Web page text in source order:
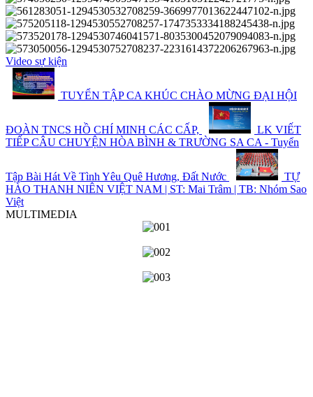
Video sự kiện
TUYỂN TẬP CA KHÚC CHÀO MỪNG ĐẠI HỘI
ĐOÀN TNCS HỒ CHÍ MINH CÁC CẤP,
LK VIẾT
TIẾP CÂU CHUYỆN HÒA BÌNH & TRƯỜNG SA CA - Tuyển
Tập Bài Hát Về Tình Yêu Quê Hương, Đất Nước
TỰ
HÀO THANH NIÊN VIỆT NAM | ST: Mai Trâm | TB: Nhóm Sao
Việt
MULTIMEDIA